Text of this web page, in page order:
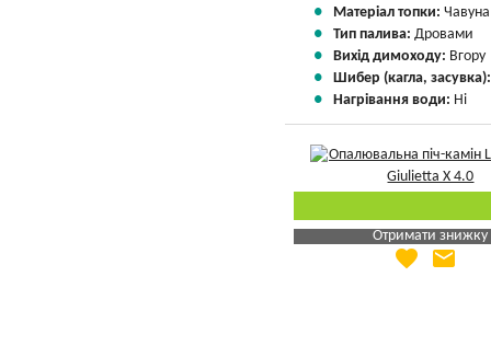
Матеріал топки: Чавуна
Тип палива: Дровами
Вихід димоходу: Вгору
Шибер (кагла,
Нагрівання води: Ні
Отримати знижку
Яка Ваша ціна
favorite email